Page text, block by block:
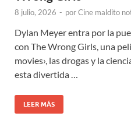
8 julio, 2026 - porCine maldito
Dylan Meyer entra por la
con The Wrong Girls, una
movies›, las drogas y la
esta divertida …
LEER MÁS